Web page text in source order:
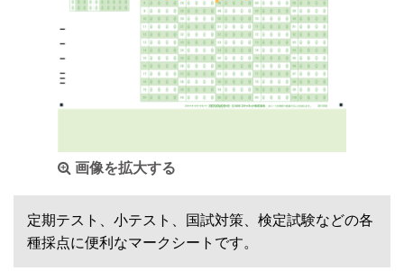
画像を拡大する
定期テスト、小テスト、国試対策、検定試験などの各
種採点に便利なマークシートです。